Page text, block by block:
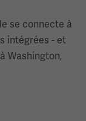
se connecte à
intégrées - et
Washington,